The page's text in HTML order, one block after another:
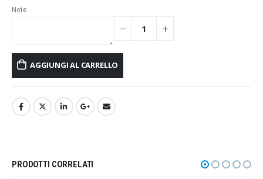
Note
AGGIUNGI AL CARRELLO
PRODOTTI CORRELATI